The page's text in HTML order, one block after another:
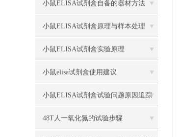
骤，以下有详细说明
小鼠ELISA试剂盒自备的器材方法
小鼠ELISA试剂盒原理与样本处理
小鼠ELISA试剂盒实验原理
小鼠elisa试剂盒使用建议
小鼠ELISA试剂盒试验问题原因追踪
48T人一氧化氮的试验步骤